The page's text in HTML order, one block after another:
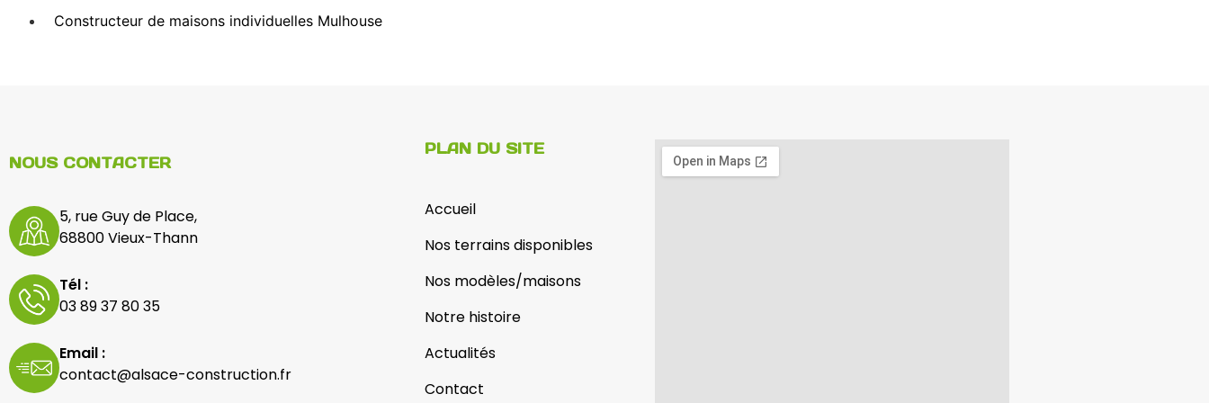
Constructeur de maisons individuelles Mulhouse
NOUS CONTACTER
5, rue Guy de Place,
68800 Vieux-Thann
Tél :
03 89 37 80 35
Email :
contact@alsace-construction.fr
PLAN DU SITE
Accueil
Nos terrains disponibles
Nos modèles/maisons
Notre histoire
Actualités
Contact